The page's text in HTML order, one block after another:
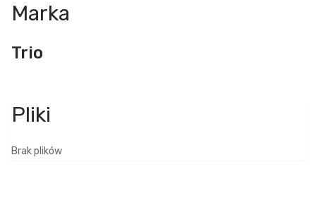
Marka
Trio
Brak plików